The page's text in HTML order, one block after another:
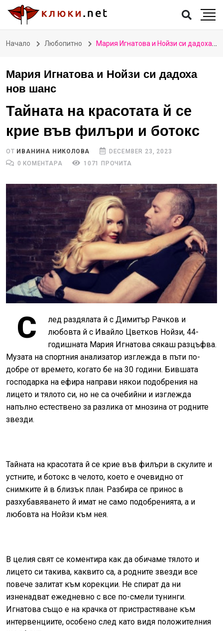
Начало Любопитно Мария Игнатова и Нойзи си дадоха нов шанс
Мария Игнатова и Нойзи си дадоха
нов шанс
Тайната на красотата й се
крие във филъри и ботокс
ОТ ИВАНИНА НИКОЛОВА
DECEMBER 23, 2023
0 КОМЕНТАРА
1071 ПРОЧИТА
С
лед раздялата й с Димитър Рачков и
любовта й с Ивайло Цветков Нойзи, 44-
годишната Мария Игнатова сякаш разцъфва.
Музата на спортния анализатор изглежда в пъти по-
добре от времето, когато бе на 30 години. Бившата
господарка на ефира направи някои подобрения на
лицето и тялото си, но не са очебийни и изглежда
напълно естествено за разлика от мнозина от родните
звезди.
Тайната на красотата й се крие във филъри в скулите и
устните, и ботокс в челото, което е очевидно от
снимките й в близък план. Разбира се принос в
разхубавяването й имат не само подобренията, а и
любовта на Нойзи към нея.
В целия свят се коментира как да обичаме тялото и
лицето си такива, каквито са, а родните звезди все
повече залитат към корекции. Не спират да ни
изненадват ежедневно с все по-смели тунинги.
Игнатова също е на крачка от пристрастяване към
интервенциите, особено след като видя положителния